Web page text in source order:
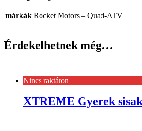
márkák Rocket Motors – Quad-ATV
Érdekelhetnek még…
Nincs raktáron
XTREME Gyerek